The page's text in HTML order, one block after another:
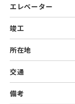
エレベーター
竣工
所在地
交通
備考